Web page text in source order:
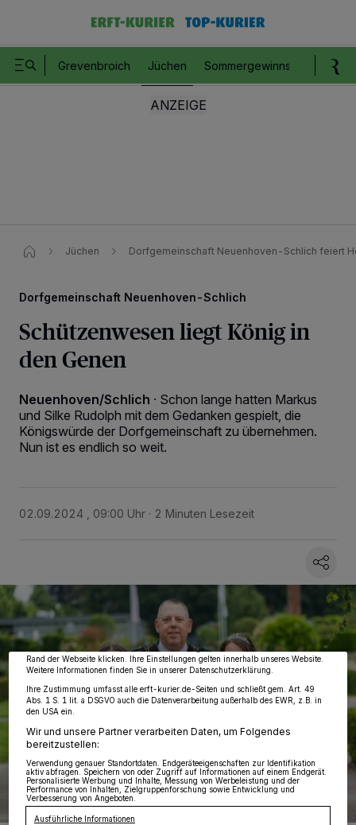
Grevenbroich Jüchen Sommergewinnspiel
Jüchen Dorfgemeinschaft Neuenhoven-Schlich feiert
Dorfgemeinschaft Neuenhoven-Schlich
Schützenwesen liegt König in
den Genen
Neuenhoven/Schlich · Schon lange hatten Markus
und Silke Rudolph mit dem Gedanken gespielt, die
Königswürde der Dorfgemeinschaft zu übernehmen.
Nun ist es endlich so weit.
02.09.2024 , 09:00 Uhr 2 Minuten Lesezeit
-Partner speichern und greifen auf personenbezogene Daten
von OK aktivieren Sie Tracking-Technologien für die unter „Wir und unsere
Partner verarbeiten Daten, um Ihnen Dienste bereitzustellen“ aufgeführten
Zwecke. Wenn Tracker deaktiviert sind, sind manche Inhalte und Anzeigen
möglicherweise nicht mehr so relevant für Sie. Sie können dieses Menü jederzeit
wieder aufrufen, um Ihre Einstellungen zu ändern oder Ihre Einwilligung zu
widerrufen, indem Sie auf den Link Einstellungen oder Ablehnen am unteren
Rand der Webseite klicken. Ihre Einstellungen gelten innerhalb unseres Website.
Weitere Informationen finden Sie in unserer Datenschutzerklärung.
Ihre Zustimmung umfasst alle erft-kurier.de-Seiten und schließt gem. Art. 49
Abs. 1 S. 1 lit. a DSGVO auch die Datenverarbeitung außerhalb des EWR, z.B. in
den USA ein.
Wir und unsere Partner verarbeiten Daten, um Folgendes
bereitzustellen:
Verwendung genauer Standortdaten. Endgeräteeigenschaften zur Identifikation
aktiv abfragen. Speichern von oder Zugriff auf Informationen auf einem Endgerät.
Personalisierte Werbung und Inhalte, Messung von Werbeleistung und der
Performance von Inhalten, Zielgruppenforschung sowie Entwicklung und
Verbesserung von Angeboten.
Ausführliche Informationen